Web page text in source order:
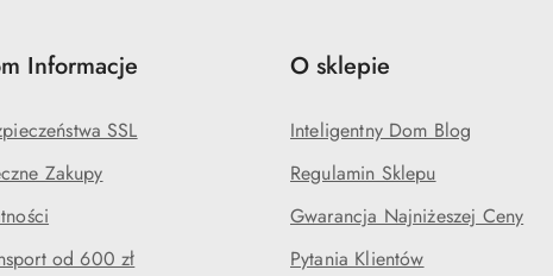
Informacje
SSL
Zakupy
od 600 zł
O sklepie
Inteligentny Dom Blog
Regulamin Sklepu
Gwarancja Najniżeszej Ceny
Pytania Klientów